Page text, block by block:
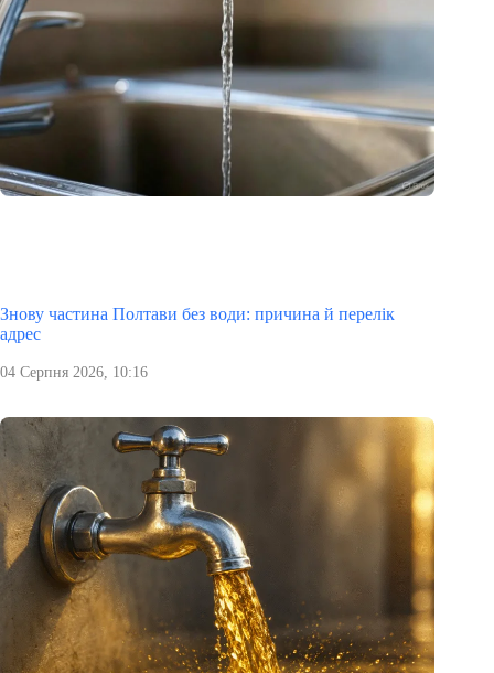
Знову частина Полтави без води: причина й перелік
адрес
04 Серпня 2026, 10:16